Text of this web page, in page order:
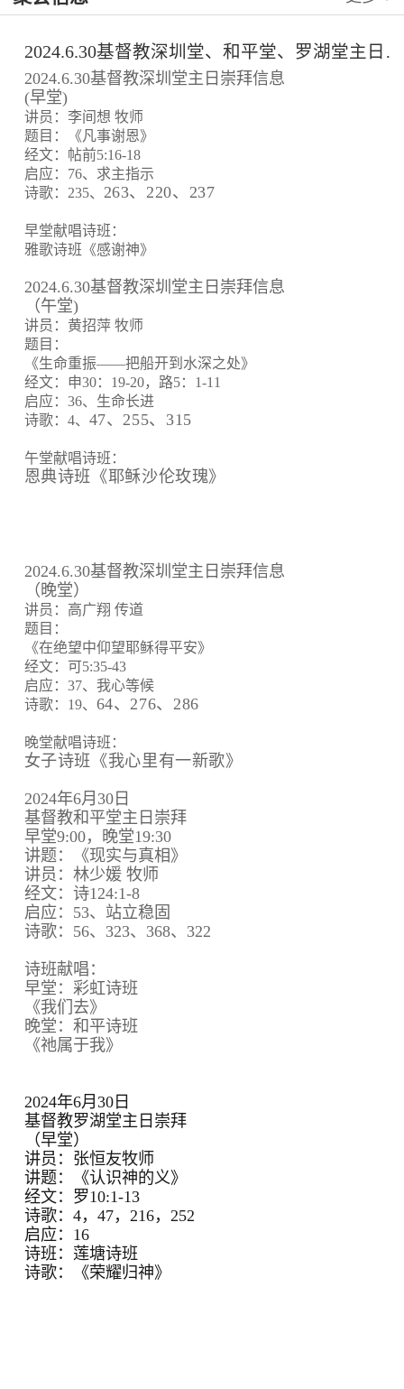
2024.6.30基督教深圳堂、和平堂、罗湖堂主日崇拜信息
2024.6.30基督教深圳堂主日崇拜信息
(早堂)
讲员：李间想 牧师
题目：《凡事谢恩》
经文：帖前5:16-18
启应：76、求主指示
诗歌：235、 263、220、237
早堂献唱诗班：
雅歌诗班《感谢神》
2024.6.30基督教深圳堂主日崇拜信息
（午堂)
讲员：黄招萍 牧师
题目：
《生命重振——把船开到水深之处》
经文：申30：19-20，路5：1-11
启应：36、生命长进
诗歌：4、 47、255、315
午堂献唱诗班：
恩典诗班《耶稣沙伦玫瑰》
2024.6.30基督教深圳堂主日崇拜信息
（晚堂）
讲员：高广翔 传道
题目：
《在绝望中仰望耶稣得平安》
经文：可5:35-43
启应：37、我心等候
诗歌：19、 64、276、 286
晚堂献唱诗班：
女子诗班《我心里有一新歌》
2024年6月30日
基督教和平堂主日崇拜
早堂9:00，晚堂19:30
讲题：《现实与真相》
讲员：林少媛 牧师
经文：诗124:1-8
启应：53、站立稳固
诗歌：56、323、368、322
诗班献唱：
早堂：彩虹诗班
《我们去》
晚堂：和平诗班
《祂属于我》
2024年6月30日
基督教罗湖堂主日崇拜
（早堂）
讲员：张恒友牧师
讲题：《认识神的义》
经文：罗10:1-13
诗歌：4，47，216，252
启应：16
诗班：莲塘诗班
诗歌：《荣耀归神》